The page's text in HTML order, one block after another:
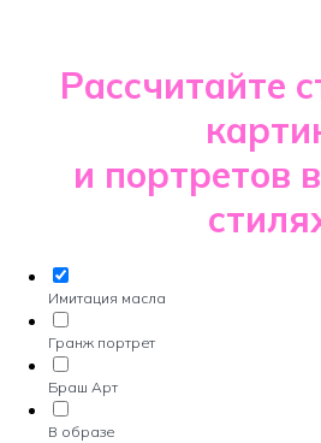
Рассчитайте
и портретов
Имитация масла
Гранж портрет
Браш Арт
В образе